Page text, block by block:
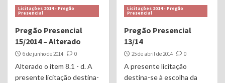
Licitações 2014 - Pregão
Presencial
Pregão Presencial
15/2014 – Alterado
6 de junho de 2014 0
Alterado o item 8.1 - d. A
presente licitação destina-
Licitações 2014 - Pregão
Presencial
Pregão Presencial
13/14
25 de abril de 2014 0
A presente licitação
destina-se à escolha da